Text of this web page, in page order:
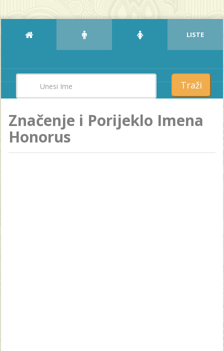
LISTE
Traži
Značenje i Porijeklo Imena
Honorus